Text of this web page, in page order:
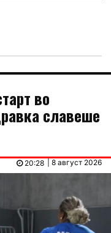
во
славеше
| 8 август 2026
20:28